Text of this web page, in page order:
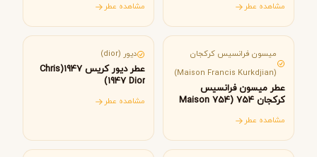
مشاهده عطر مشاهده عطر
میسون فرانسیس کرکجان
(Maison Francis Kurkdjian)
عطر میسون فرانسیس
کرکجان 754 (754 Maison
مشاهده عطر
دیور (dior)
عطر دیور کریس 1947(Chris
1947 Dior)
مشاهده عطر